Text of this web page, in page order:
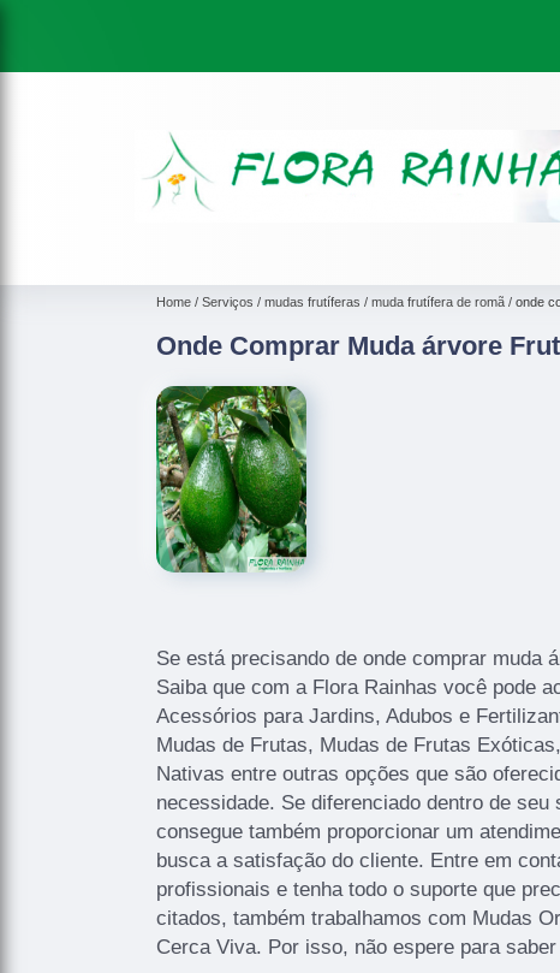
Home Serviços mudas frutíferas muda frutífera de romã onde
Onde Comprar Muda árvore
Se está precisando de onde comprar muda
Saiba que com a Flora Rainhas você pode
Acessórios para Jardins, Adubos e
Mudas de Frutas, Mudas de Frutas
Nativas entre outras opções que são
necessidade. Se diferenciado dentro de seu
consegue também proporcionar um
busca a satisfação do cliente. Entre em
profissionais e tenha todo o suporte que
citados, também trabalhamos com Mudas
Cerca Viva. Por isso, não espere para